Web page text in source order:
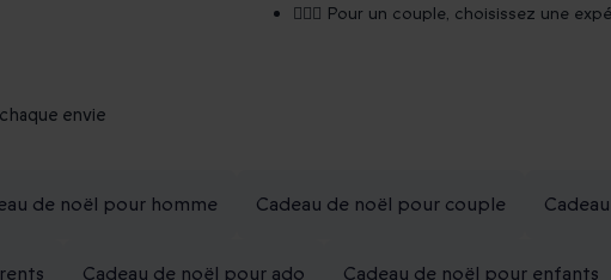
👩‍❤️‍👨 Pour un couple, choisissez une
envie
de noël pour homme Cadeau de noël pour couple
Cadeau de noël pour ado Cadeau de noël pour enfants